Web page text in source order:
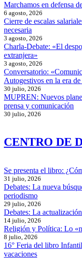
Marchamos en defensa
6 agosto, 2026
Cierre de escalas
necesaria
3 agosto, 2026
Charla-Debate: «El
extranjera»
3 agosto, 2026
Conversatorio:
Autogestivos en la era
30 julio, 2026
MUPREN: Nuevos
prensa y comunicación
30 julio, 2026
CENTRO DE
Se presenta el libro:
31 julio, 2026
Debates: La nueva
periodismo
29 julio, 2026
Debates: La
14 julio, 2026
Religión y Política: Lo
8 julio, 2026
16° Feria del libro
vacaciones